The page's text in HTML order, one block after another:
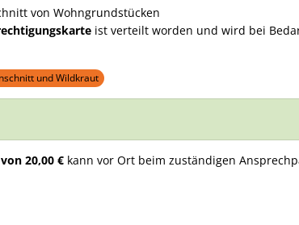
von Wohngrundstücken
ist verteilt worden und wird bei
und Wildkraut
20,00 € kann vor Ort beim zuständigen